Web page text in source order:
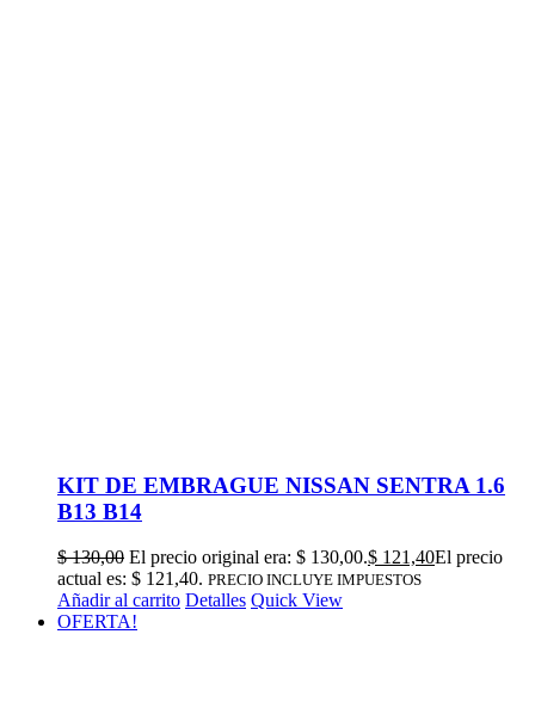
KIT DE EMBRAGUE NISSAN SENTRA 1.6
B13 B14
$130,00 El precio original era: $ 130,00.$ 121,40El precio
actual es: $ 121,40. PRECIO INCLUYE IMPUESTOS
Añadir al carrito Detalles Quick View
OFERTA!